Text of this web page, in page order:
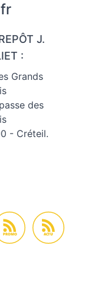
J.
:
Grands
des
- Créteil.
PROMO ACTU